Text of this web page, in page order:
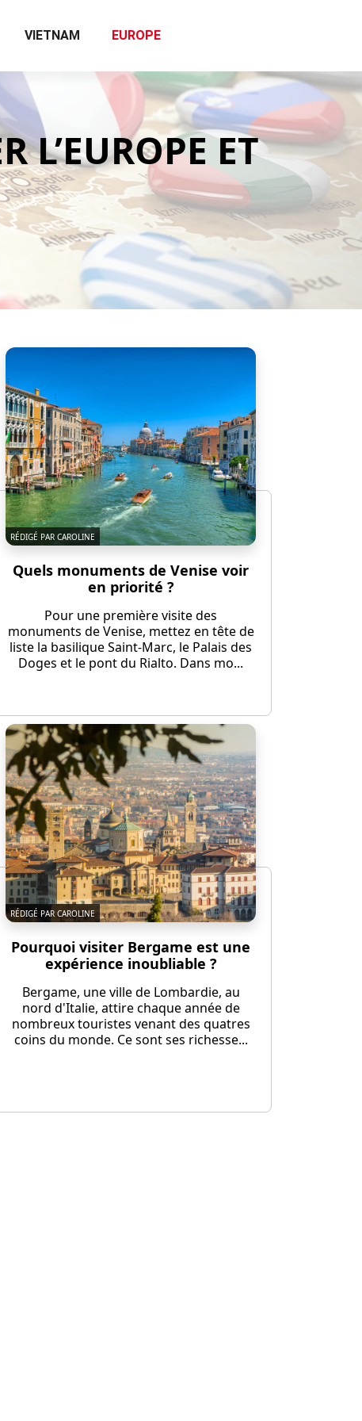
VIETNAM EUROPE
L’EUROPE ET
RÉDIGÉ PAR CAROLINE
Quels monuments de Venise voir
en priorité ?
Pour une première visite des
monuments de Venise, mettez en tête de
liste la basilique Saint-Marc, le Palais des
Doges et le pont du Rialto. Dans mo...
RÉDIGÉ PAR CAROLINE
Pourquoi visiter Bergame est une
expérience inoubliable ?
Bergame, une ville de Lombardie, au
nord d'Italie, attire chaque année de
nombreux touristes venant des quatres
coins du monde. Ce sont ses richesse...